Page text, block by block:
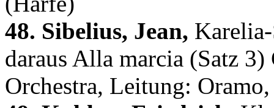
48. Sibelius, Jean,
daraus Alla marcia (Satz
Orchestra, Leitung: